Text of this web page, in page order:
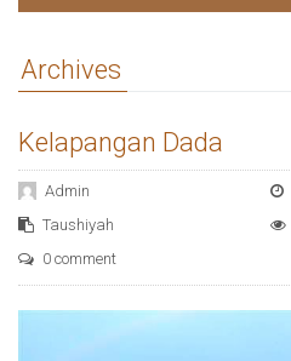
Archives
Kelapangan Dada
Admin
Taushiyah
0 comment